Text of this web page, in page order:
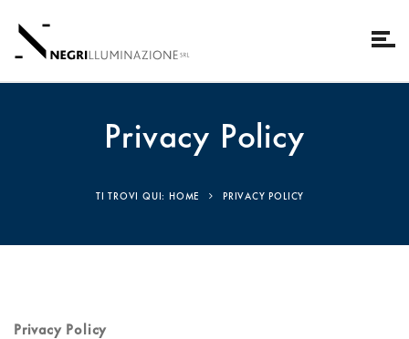
Privacy Policy
TI TROVI QUI: HOME PRIVACY POLICY
Privacy Policy